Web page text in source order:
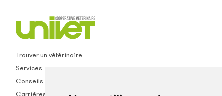
Trouver un vétérinaire
Services
Conseils
Carrières